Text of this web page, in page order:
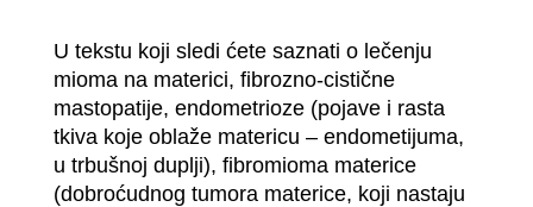
U tekstu koji sledi ćete saznati o lečenju
mioma na materici, fibrozno-cistične
mastopatije, endometrioze (pojave i rasta
tkiva koje oblaže matericu – endometijuma,
u trbušnoj duplji), fibromioma materice
(dobroćudnog tumora materice, koji nastaju